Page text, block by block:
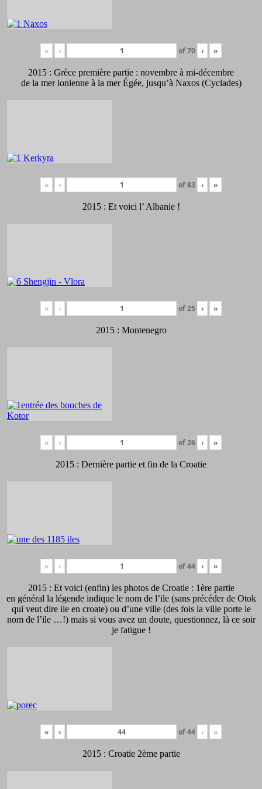
« ‹ of70 › »
2015 : Grèce première partie : novembre à mi-décembre
de la mer ionienne à la mer Égée, jusqu’à Naxos (Cyclades)
« ‹ of83 › »
2015 : Et voici l’ Albanie !
« ‹ of25 › »
2015 : Montenegro
« ‹ of26 › »
2015 : Dernière partie et fin de la Croatie
« ‹ of44 › »
2015 : Et voici (enfin) les photos de Croatie : 1ère partie
en général la légende indique le nom de l’ile (sans précéder de Otok
qui veut dire ile en croate) ou d’une ville (des fois la ville porte le
nom de l’ile …!) mais si vous avez un doute, questionnez, là ce soir
je fatigue !
« ‹ of44 › »
2015 : Croatie 2ème partie